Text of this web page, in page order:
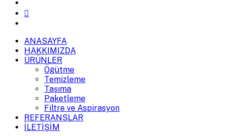
ANASAYFA
HAKKIMIZDA
ÜRÜNLER
Öğütme
Temizleme
Taşıma
Paketleme
Filtre ve Aspirasyon
REFERANSLAR
İLETİŞİM